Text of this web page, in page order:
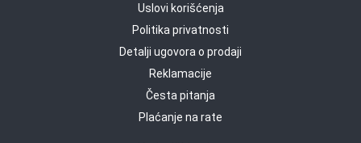
Uslovi korišćenja
Politika privatnosti
Detalji ugovora o prodaji
Reklamacije
Česta pitanja
Plaćanje na rate